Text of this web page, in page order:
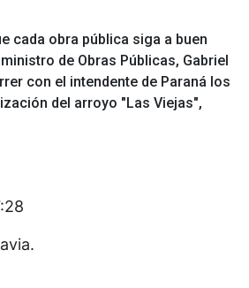
cada obra pública siga a buen
de Obras Públicas, Gabriel
con el intendente de Paraná los
del arroyo "Las Viejas",